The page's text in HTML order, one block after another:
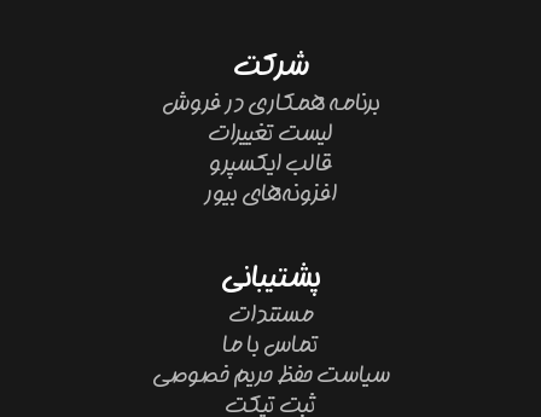
شرکت
برنامه همکاری در فروش
لیست تغییرات
قالب ایکسپرو
افزونه‌های بیور
پشتیبانی
مستندات
تماس با ما
سیاست حفظ حریم خصوصی
ثبت تیکت